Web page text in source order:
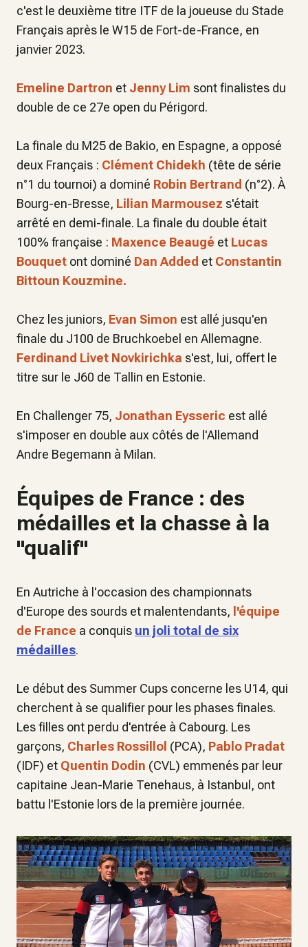
c'est le deuxième titre ITF de la joueuse du Stade
Français après le W15 de Fort-de-France, en
janvier 2023.
Emeline Dartron et Jenny Lim sont finalistes du
double de ce 27e open du Périgord.
La finale du M25 de Bakio, en Espagne, a opposé
deux Français : Clément Chidekh (tête de série
n°1 du tournoi) a dominé Robin Bertrand (n°2). À
Bourg-en-Bresse, Lilian Marmousez s'était
arrêté en demi-finale. La finale du double était
100% française : Maxence Beaugé et Lucas
Bouquet ont dominé Dan Added et Constantin
Bittoun Kouzmine.
Chez les juniors, Evan Simon est allé jusqu'en
finale du J100 de Bruchkoebel en Allemagne.
Ferdinand Livet Novkirichka s'est, lui, offert le
titre sur le J60 de Tallin en Estonie.
En Challenger 75, Jonathan Eysseric est allé
s'imposer en double aux côtés de l'Allemand
Andre Begemann à Milan.
Équipes de France : des
médailles et la chasse à la
"qualif"
En Autriche à l'occasion des championnats
d'Europe des sourds et malentendants, l'équipe
de France a conquis un joli total de six
médailles.
Le début des Summer Cups concerne les U14, qui
cherchent à se qualifier pour les phases finales.
Les filles ont perdu d'entrée à Cabourg. Les
garçons, Charles Rossillol (PCA), Pablo Pradat
(IDF) et Quentin Dodin (CVL) emmenés par leur
capitaine Jean-Marie Tenehaus, à Istanbul, ont
battu l'Estonie lors de la première journée.